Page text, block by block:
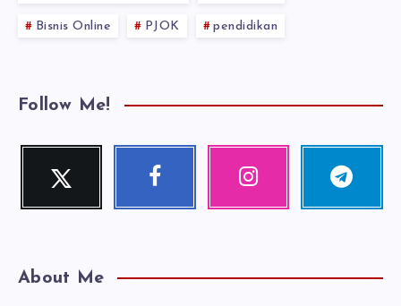
Bisnis Online PJOK pendidikan
Follow Me!
Twitter
Follow
Facebook Instagram Telegram
Follow
About Me